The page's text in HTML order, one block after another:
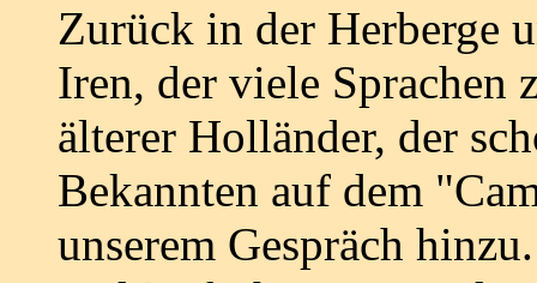
Zurück in der Herberge
Iren, der viele Sprachen
älterer Holländer, der
Bekannten auf dem
unserem Gespräch